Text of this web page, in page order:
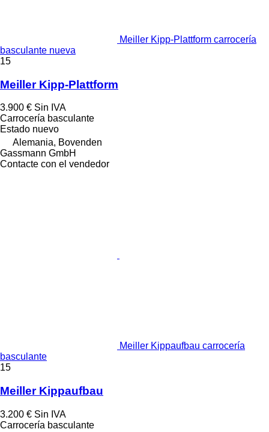
Meiller Kipp-Plattform carrocería
basculante nueva
15
Meiller Kipp-Plattform
3.900 € Sin IVA
Carrocería basculante
Estado nuevo
Alemania, Bovenden
Gassmann GmbH
Contacte con el vendedor
Meiller Kippaufbau carrocería
basculante
15
Meiller Kippaufbau
3.200 € Sin IVA
Carrocería basculante